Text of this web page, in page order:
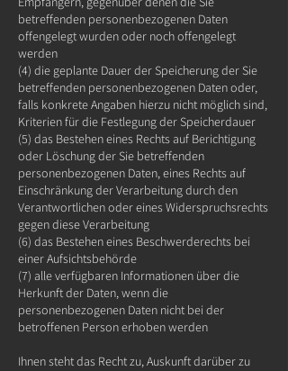
betreffenden personenbezogenen Daten
offengelegt wurden oder noch offengelegt
werden
(4) die geplante Dauer der Speicherung der Sie
betreffenden personenbezogenen Daten oder,
falls konkrete Angaben hierzu nicht möglich sind,
Kriterien für die Festlegung der Speicherdauer
(5) das Bestehen eines Rechts auf Berichtigung
oder Löschung der Sie betreffenden
personenbezogenen Daten, eines Rechts auf
Einschränkung der Verarbeitung durch den
Verantwortlichen oder eines Widerspruchsrechts
gegen diese Verarbeitung
(6) das Bestehen eines Beschwerderechts bei
einer Aufsichtsbehörde
(7) alle verfügbaren Informationen über die
Herkunft der Daten, wenn die
personenbezogenen Daten nicht bei der
betroffenen Person erhoben werden
Ihnen steht das Recht zu, Auskunft darüber zu